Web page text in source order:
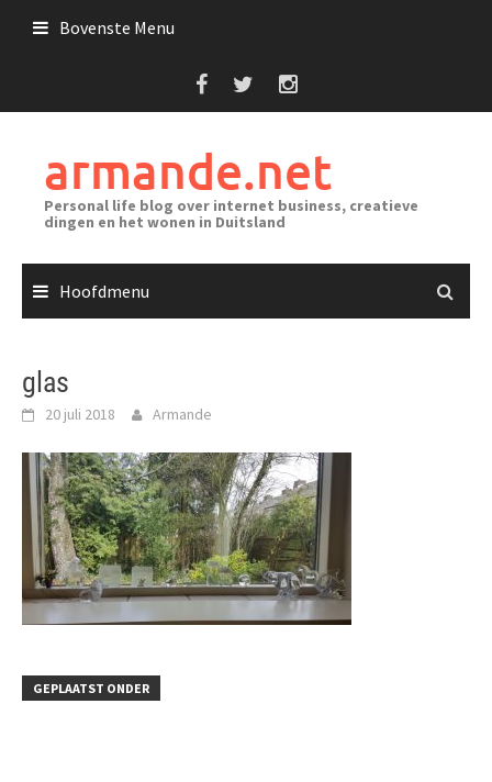
Bovenste Menu
armande.net
Personal life blog over internet business, creatieve
dingen en het wonen in Duitsland
Hoofdmenu
glas
20 juli 2018 Armande
GEPLAATST ONDER